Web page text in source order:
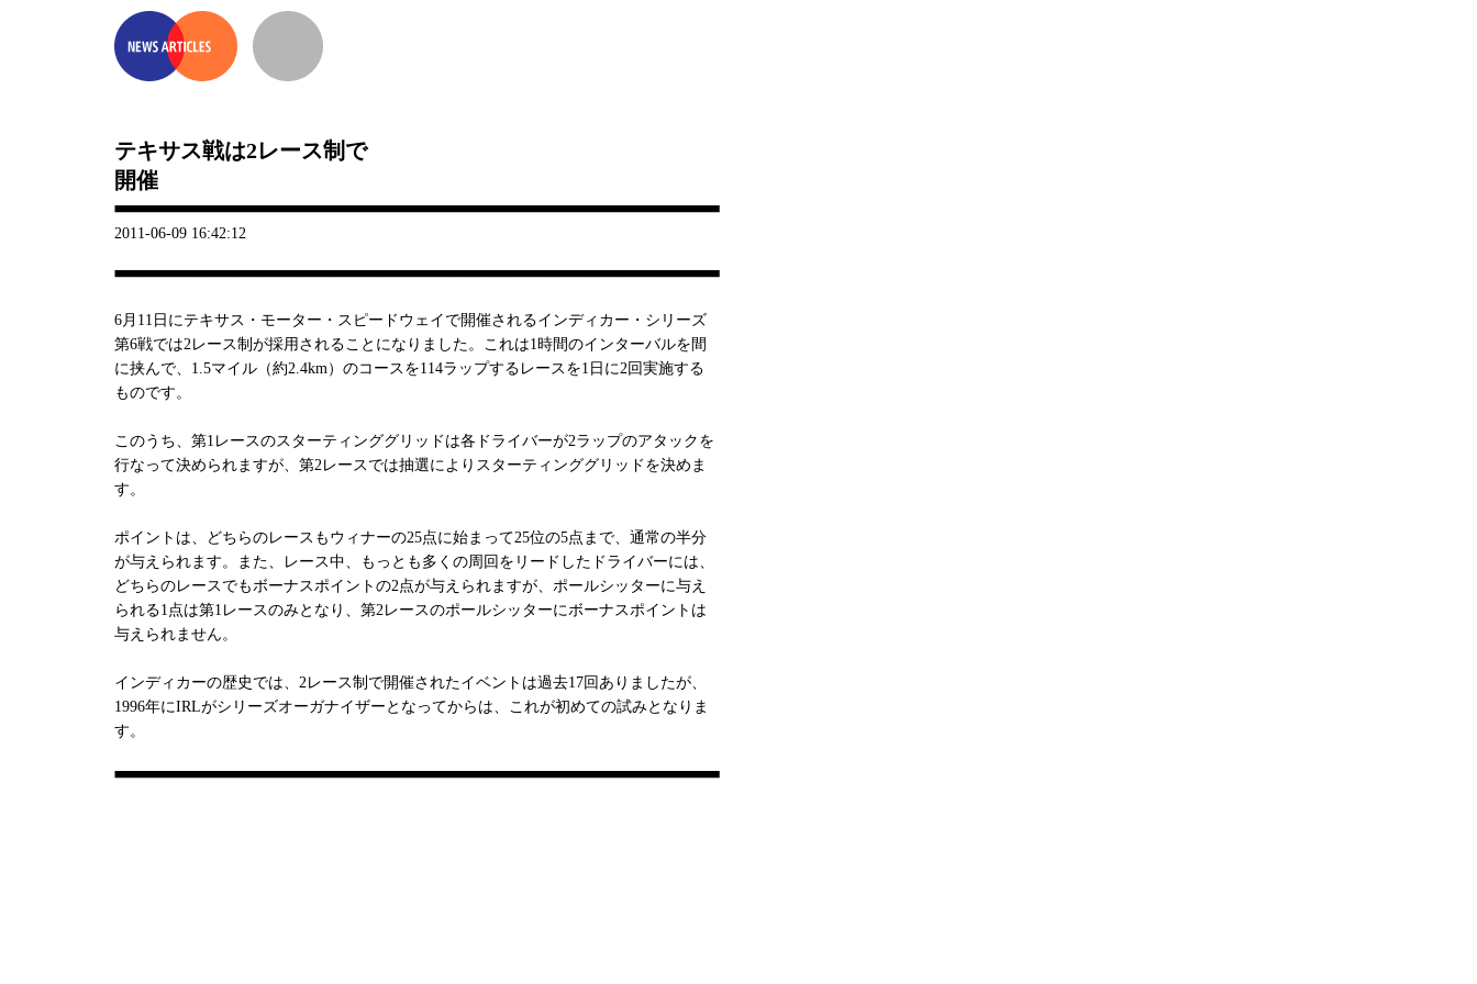
テキサス戦は2レース制で
開催
2011-06-09 16:42:12
6月11日にテキサス・モーター・スピードウェイで開催されるインディカー・シリーズ
第6戦では2レース制が採用されることになりました。これは1時間のインターバルを間
に挟んで、1.5マイル（約2.4km）のコースを114ラップするレースを1日に2回実施する
ものです。
このうち、第1レースのスターティンググリッドは各ドライバーが2ラップのアタックを
行なって決められますが、第2レースでは抽選によりスターティンググリッドを決めま
す。
ポイントは、どちらのレースもウィナーの25点に始まって25位の5点まで、通常の半分
が与えられます。また、レース中、もっとも多くの周回をリードしたドライバーには、
どちらのレースでもボーナスポイントの2点が与えられますが、ポールシッターに与え
られる1点は第1レースのみとなり、第2レースのポールシッターにボーナスポイントは
与えられません。
インディカーの歴史では、2レース制で開催されたイベントは過去17回ありましたが、
1996年にIRLがシリーズオーガナイザーとなってからは、これが初めての試みとなりま
す。